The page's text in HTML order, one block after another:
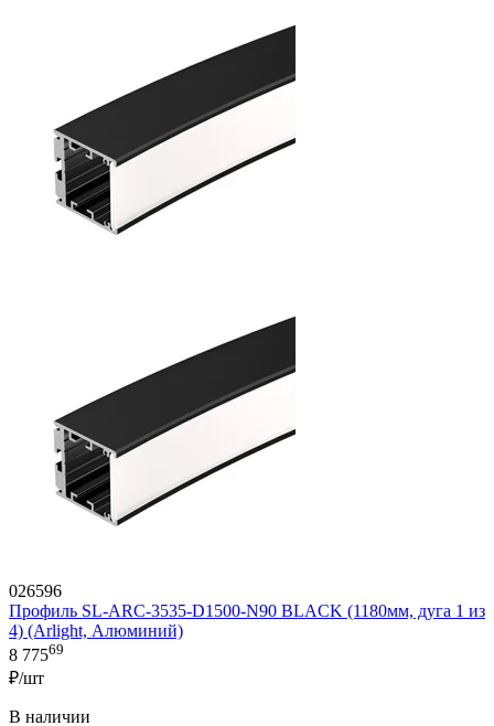
026596
Профиль SL-ARC-3535-D1500-N90 BLACK (1180мм, дуга 1 из
4) (Arlight, Алюминий)
8 77569
₽/шт
В наличии